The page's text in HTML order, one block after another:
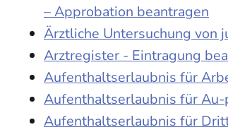
– Approbation beantragen
Ärztliche Untersuchung von
Arztregister - Eintragung
Aufenthaltserlaubnis für
Aufenthaltserlaubnis für
Aufenthaltserlaubnis für